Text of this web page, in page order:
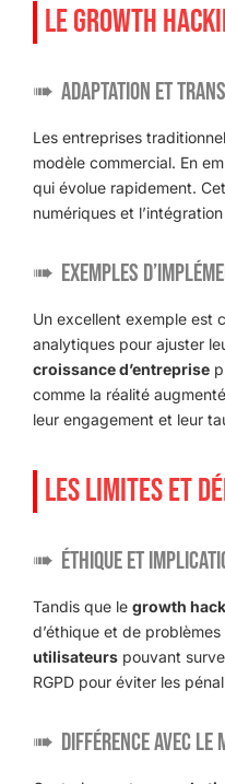
LE GROWTH
Adaptation et
Les entreprises
modèle commercial. En
qui évolue rapidement.
numériques et
Exemples
Un excellent exemple est
analytiques pour ajuster
croissance d’entreprise
comme la réalité
leur engagement et leur
LES LIMITES ET
Éthique et
Tandis que le growth
d’éthique et de
utilisateurs pouvant
RGPD pour éviter les
Différence avec